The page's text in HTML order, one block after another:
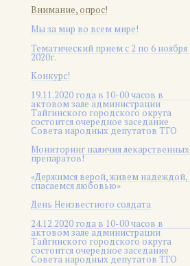
Внимание, опрос!
Мы за мир во всем мире!
Тематический прием с 2 по 6 ноября
2020г.
Конкурс!
19.11.2020 года в 10-00 часов в
актовом зале администрации
Тайгинского городского округа
состоится очередное заседание
Совета народных депутатов ТГО
Мониторинг наличия лекарственных
препаратов!
«Держимся верой, живем надеждой,
спасаемся любовью»
День Неизвестного солдата
24.12.2020 года в 10-00 часов в
актовом зале администрации
Тайгинского городского округа
состоится очередное заседание
Совета народных депутатов ТГО